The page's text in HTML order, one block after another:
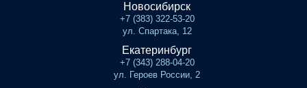
Новосибирск
+7 (383) 322-53-20
ул. Спартака, 12
Екатеринбург
+7 (343) 288-04-20
ул. Героев России, 2